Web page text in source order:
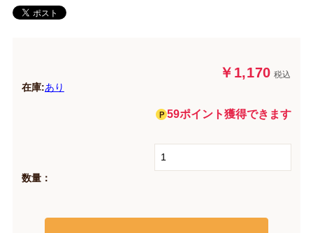
￥1,170 税込
在庫:あり
59ポイント獲得できます
数量：